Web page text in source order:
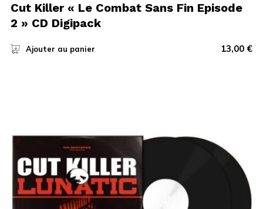
Cut Killer « Le Combat Sans Fin Episode
2 » CD Digipack
Ajouter au panier 13,00 €